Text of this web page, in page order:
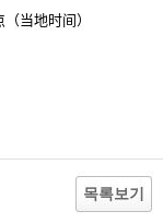
（当地时间）
목록보기